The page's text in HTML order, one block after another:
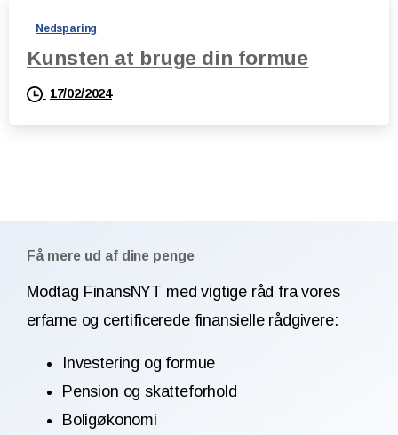
Nedsparing
Kunsten at bruge din formue
17/02/2024
Få mere ud af dine penge
Modtag FinansNYT med vigtige råd fra vores
erfarne og certificerede finansielle rådgivere:
Investering og formue
Pension og skatteforhold
Boligøkonomi